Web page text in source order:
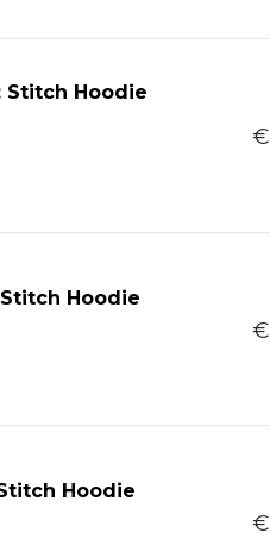
Stitch Hoodie
€
Hoodie
€
Hoodie
€